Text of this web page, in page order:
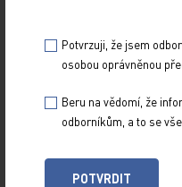
Nepodává se ve stejný
podáván první den
nintedanibem
docetaxelem až do
do nepřijatelné toxicity
Potvrzuji, že jsem
osobou oprávněnou
Beru na vědomí, že
odborníkům, a to se
POTVRDIT